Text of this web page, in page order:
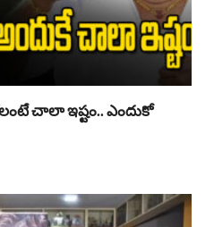
చాలా ఇష్టం.. ఎందుకో